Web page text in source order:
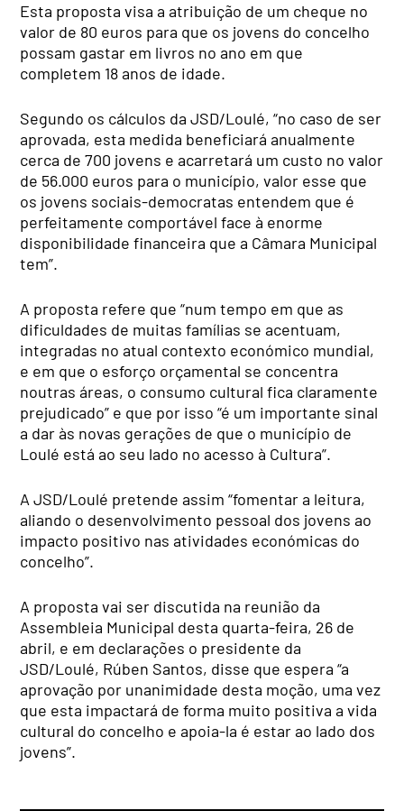
Esta proposta visa a atribuição de um cheque no
valor de 80 euros para que os jovens do concelho
possam gastar em livros no ano em que
completem 18 anos de idade.
Segundo os cálculos da JSD/Loulé, “no caso de ser
aprovada, esta medida beneficiará anualmente
cerca de 700 jovens e acarretará um custo no valor
de 56.000 euros para o município, valor esse que
os jovens sociais-democratas entendem que é
perfeitamente comportável face à enorme
disponibilidade financeira que a Câmara Municipal
tem”.
A proposta refere que “num tempo em que as
dificuldades de muitas famílias se acentuam,
integradas no atual contexto económico mundial,
e em que o esforço orçamental se concentra
noutras áreas, o consumo cultural fica claramente
prejudicado” e que por isso “é um importante sinal
a dar às novas gerações de que o município de
Loulé está ao seu lado no acesso à Cultura”.
A JSD/Loulé pretende assim “fomentar a leitura,
aliando o desenvolvimento pessoal dos jovens ao
impacto positivo nas atividades económicas do
concelho”.
A proposta vai ser discutida na reunião da
Assembleia Municipal desta quarta-feira, 26 de
abril, e em declarações o presidente da
JSD/Loulé, Rúben Santos, disse que espera “a
aprovação por unanimidade desta moção, uma vez
que esta impactará de forma muito positiva a vida
cultural do concelho e apoia-la é estar ao lado dos
jovens”.